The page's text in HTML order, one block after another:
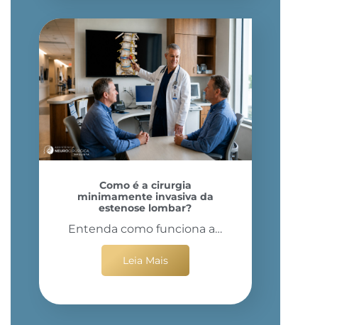
Como é a cirurgia
minimamente invasiva da
estenose lombar?
Entenda como funciona a…
Leia Mais